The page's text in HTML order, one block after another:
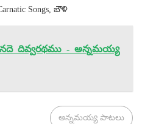
Songs, బౌళి
నదె దివ్వరథము - అన్నమయ్య
అన్నమయ్య పాటలు